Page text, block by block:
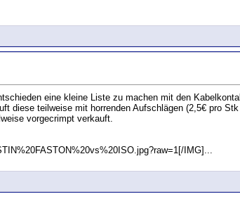
eine kleine Liste zu machen mit den
diese teilweise mit horrenden Aufschlägen (2,5€ pro
vorgecrimpt verkauft.
IMG]...